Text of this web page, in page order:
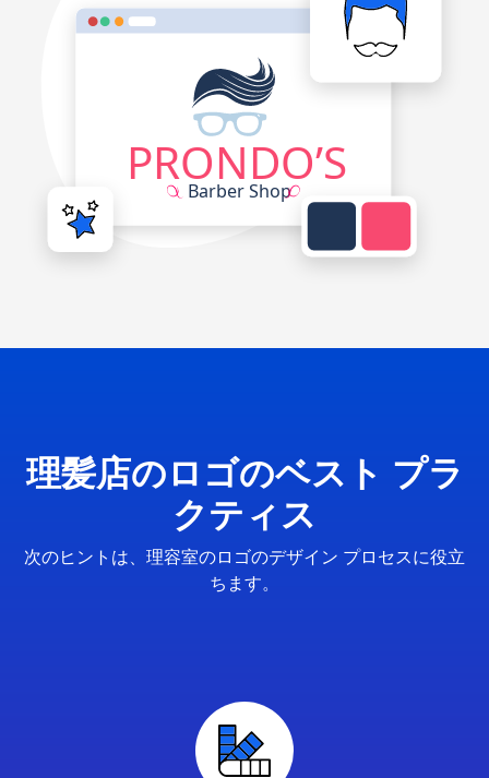
理髪店のロゴのベスト プラ
クティス
次のヒントは、理容室のロゴのデザイン プロセスに役立
ちます。